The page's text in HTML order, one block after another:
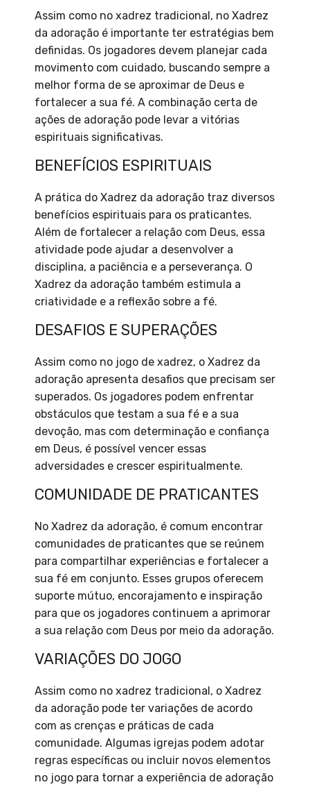
Assim como no xadrez tradicional, no Xadrez
da adoração é importante ter estratégias bem
definidas. Os jogadores devem planejar cada
movimento com cuidado, buscando sempre a
melhor forma de se aproximar de Deus e
fortalecer a sua fé. A combinação certa de
ações de adoração pode levar a vitórias
espirituais significativas.
BENEFÍCIOS ESPIRITUAIS
A prática do Xadrez da adoração traz diversos
benefícios espirituais para os praticantes.
Além de fortalecer a relação com Deus, essa
atividade pode ajudar a desenvolver a
disciplina, a paciência e a perseverança. O
Xadrez da adoração também estimula a
criatividade e a reflexão sobre a fé.
DESAFIOS E SUPERAÇÕES
Assim como no jogo de xadrez, o Xadrez da
adoração apresenta desafios que precisam ser
superados. Os jogadores podem enfrentar
obstáculos que testam a sua fé e a sua
devoção, mas com determinação e confiança
em Deus, é possível vencer essas
adversidades e crescer espiritualmente.
COMUNIDADE DE PRATICANTES
No Xadrez da adoração, é comum encontrar
comunidades de praticantes que se reúnem
para compartilhar experiências e fortalecer a
sua fé em conjunto. Esses grupos oferecem
suporte mútuo, encorajamento e inspiração
para que os jogadores continuem a aprimorar
a sua relação com Deus por meio da adoração.
VARIAÇÕES DO JOGO
Assim como no xadrez tradicional, o Xadrez
da adoração pode ter variações de acordo
com as crenças e práticas de cada
comunidade. Algumas igrejas podem adotar
regras específicas ou incluir novos elementos
no jogo para tornar a experiência de adoração